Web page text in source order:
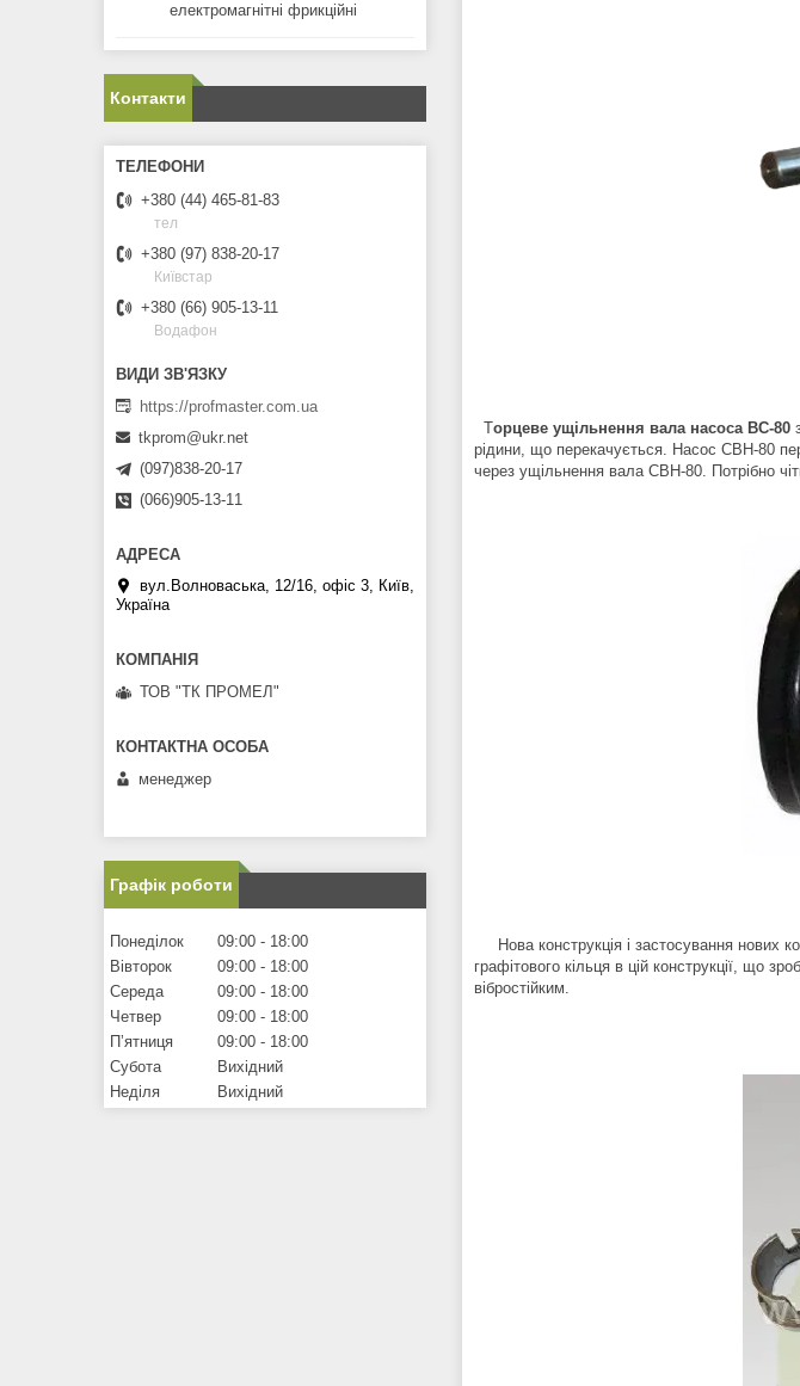
Торцеве ущільнення вала насоса ВС-80
рідини, що перекачується. Насос СВН-80
через ущільнення вала СВН-80. Потрібно
Нова конструкція і застосування нових
графітового кільця в цій конструкції, що
вібростійким.
електромагнітні фрикційні
Контакти
+380 (44) 465-81-83
тел
+380 (97) 838-20-17
Київстар
+380 (66) 905-13-11
Водафон
https://profmaster.com.ua
tkprom@ukr.net
(097)838-20-17
(066)905-13-11
вул.Волноваська, 12/16, офіс 3, Київ,
Україна
ТОВ "ТК ПРОМЕЛ"
менеджер
Графік роботи
Понеділок 09:00
18:00
Вівторок
09:00
18:00
Середа
09:00
18:00
Четвер
09:00
18:00
Пʼятниця
09:00
18:00
Субота
Вихідний
Неділя
Вихідний